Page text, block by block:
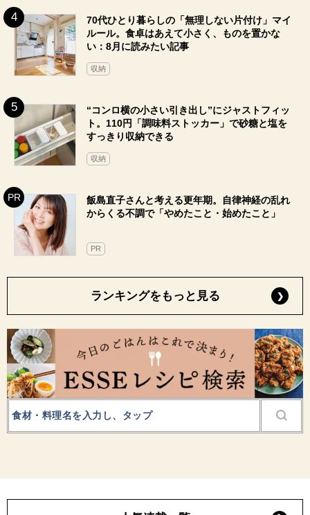
70代ひとり暮らしの「無理しない片付け」マイ
ルール。食卓はあえて小さく、ものを置かな
い：8月に読みたい記事
収納
“コンロ横の小さい引き出し”にジャストフィッ
ト。110円「調味料ストッカー」で砂糖と塩を
すっきり収納できる
収納
飯島直子さんと考える更年期。自律神経の乱れ
からくる不調で「やめたこと・始めたこと」
PR
ランキングをもっと見る